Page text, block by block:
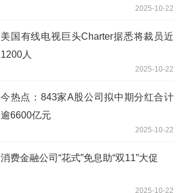
2025-10-22
美国有线电视巨头Charter据悉将裁员近
1200人
2025-10-22
今热点：843家A股公司拟中期分红合计
逾6600亿元
2025-10-22
消费金融公司“花式”免息助“双11”大促
2025-10-22